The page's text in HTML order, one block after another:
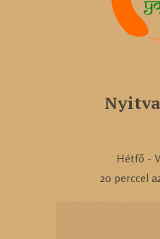
Hétfő -
20 perccel